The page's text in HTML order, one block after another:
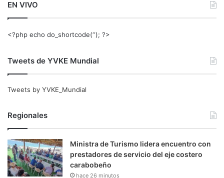
EN VIVO
<?php echo do_shortcode(‘‘); ?>
Tweets de YVKE Mundial
Tweets by YVKE_Mundial
Regionales
Ministra de Turismo lidera encuentro con
prestadores de servicio del eje costero
carabobeño
hace 26 minutos